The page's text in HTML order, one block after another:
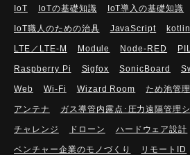
IoT IoTの基礎知識 IoT導入の基礎知識
IoT職人のための治具 JavaScript kotlin
LTE／LTE-M Module Node-RED
Raspberry Pi Sigfox SonicBoard
Web Wi-Fi Wizard Room ため池管
アンテナ ガス導管内露点･圧力遠隔管理
チャレンジ ドローン ハードウェア設計
ベンチャー企業のモノづくり リモートID